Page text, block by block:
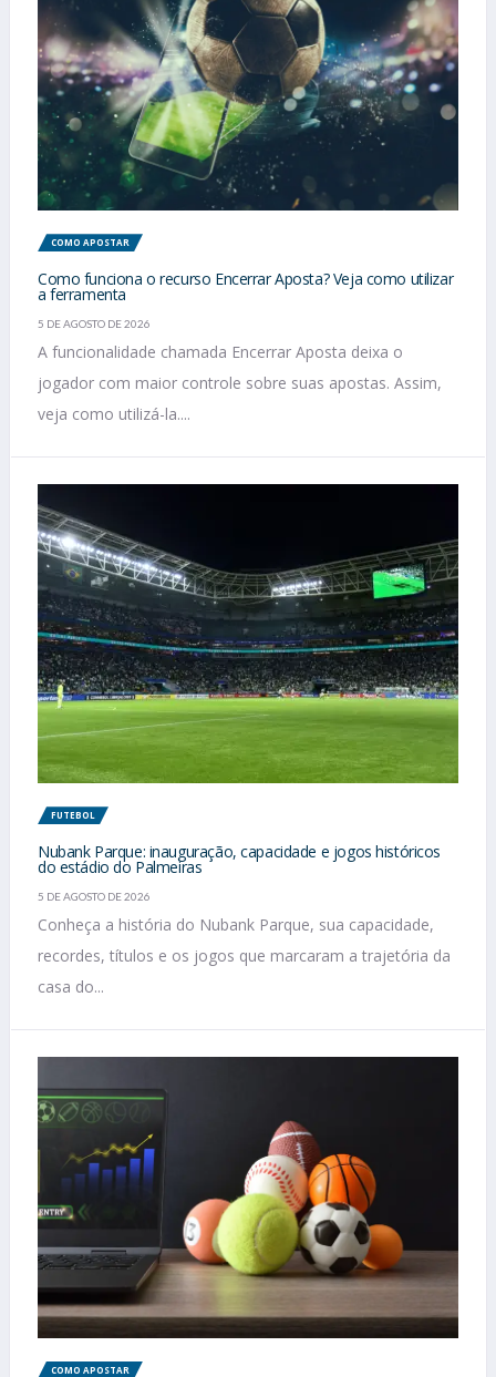
COMO APOSTAR
Como funciona o recurso Encerrar Aposta? Veja como utilizar
a ferramenta
5 DE AGOSTO DE 2026
A funcionalidade chamada Encerrar Aposta deixa o
jogador com maior controle sobre suas apostas. Assim,
veja como utilizá-la....
FUTEBOL
Nubank Parque: inauguração, capacidade e jogos históricos
do estádio do Palmeiras
5 DE AGOSTO DE 2026
Conheça a história do Nubank Parque, sua capacidade,
recordes, títulos e os jogos que marcaram a trajetória da
casa do...
COMO APOSTAR